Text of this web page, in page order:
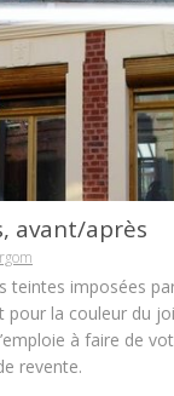
avant/après
teintes imposées
pour la couleur du
à faire de
revente.